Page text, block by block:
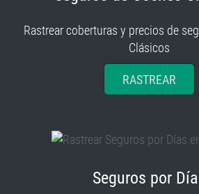
Rastrear coberturas y precios de
Clásicos
RASTREAR
Seguros por